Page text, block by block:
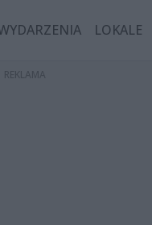
LOKALE